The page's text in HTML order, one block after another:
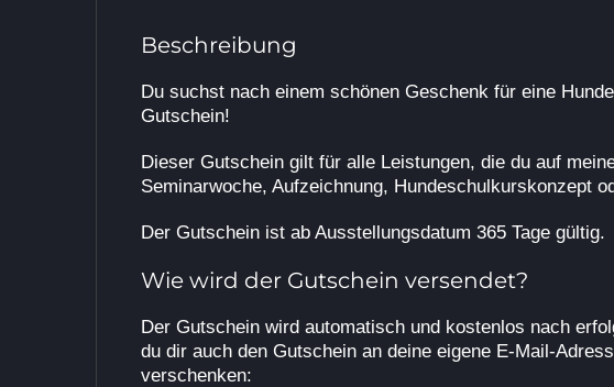
Beschreibung
Du suchst nach einem schönen Geschenk für eine
Gutschein!
Dieser Gutschein gilt für alle Leistungen, die du auf
Seminarwoche, Aufzeichnung, Hundeschulkurskonzept
Der Gutschein ist ab Ausstellungsdatum 365 Tage gültig.
Wie wird der Gutschein versendet?
Der Gutschein wird automatisch und kostenlos nach
du dir auch den Gutschein an deine eigene E-Mail-
verschenken: